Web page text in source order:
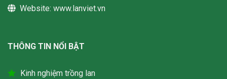
Website: www.lanviet.vn
THÔNG TIN NỔI BẬT
Kinh nghiệm trồng lan